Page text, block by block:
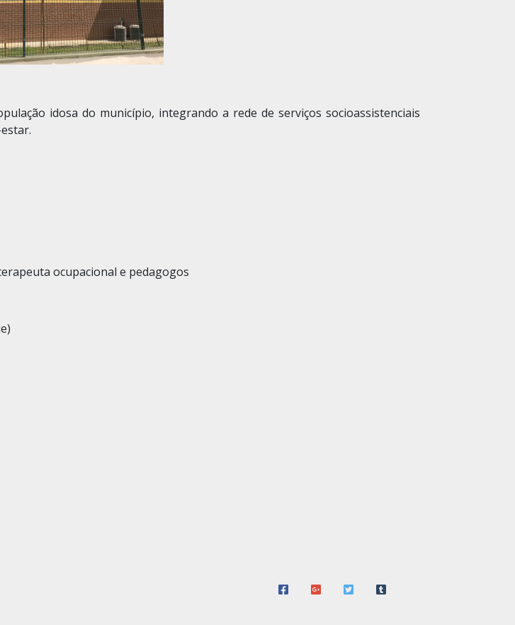
idosa do município, integrando a rede de serviços socioassistenciais
ocupacional e pedagogos